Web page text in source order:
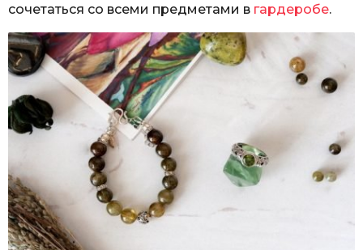
сочетаться со всеми предметами в гардеробе.